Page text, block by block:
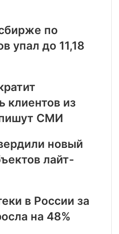
по
упал до 11,18
клиентов из
СМИ
новый
лайт-
в России за
на 48%